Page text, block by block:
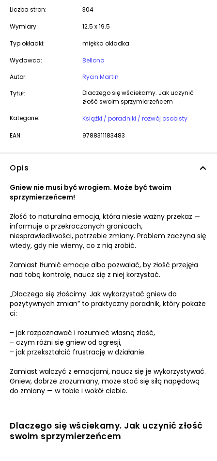
Liczba stron: 304
Wymiary: 12.5 x 19.5
Typ okładki: miękka okładka
Wydawca:
Bellona
Autor:
Ryan Martin
Tytuł:
Dlaczego się wściekamy. Jak uczynić
złość swoim sprzymierzeńcem
Kategorie:
Książki / poradniki / rozwój osobisty
EAN: 9788311183483
Opis
Gniew nie musi być wrogiem. Może być twoim
sprzymierzeńcem!
Złość to naturalna emocja, która niesie ważny przekaz —
informuje o przekroczonych granicach,
niesprawiedliwości, potrzebie zmiany. Problem zaczyna się
wtedy, gdy nie wiemy, co z nią zrobić.
Zamiast tłumić emocje albo pozwalać, by złość przejęła
nad tobą kontrolę, naucz się z niej korzystać.
„Dlaczego się złościmy. Jak wykorzystać gniew do
pozytywnych zmian” to praktyczny poradnik, który pokaże
ci:
– jak rozpoznawać i rozumieć własną złość,
– czym różni się gniew od agresji,
– jak przekształcić frustrację w działanie.
Zamiast walczyć z emocjami, naucz się je wykorzystywać.
Gniew, dobrze zrozumiany, może stać się siłą napędową
do zmiany — w tobie i wokół ciebie.
Dlaczego się wściekamy. Jak uczynić złość
swoim sprzymierzeńcem